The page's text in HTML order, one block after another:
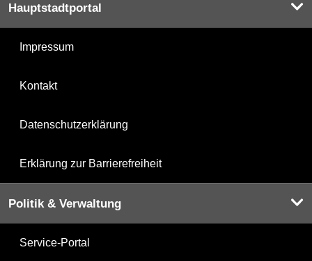
Hauptstadtportal
Impressum
Kontakt
Datenschutzerklärung
Erklärung zur Barrierefreiheit
Politik & Verwaltung
Service-Portal